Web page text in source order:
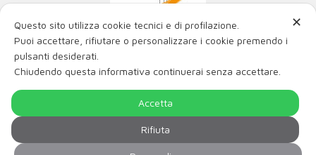
Poliambulatorio Fisiosan Srl
La miglior fisioterapia con i migliori ortopedici e fisiatri
di Trieste e Friuli Venezia Giulia.
Via Genova 21, 34121 Trieste
Via Matteotti 2/c, 34015 Muggia (TS)
P.IVA / C.F. 00980220321 num. REA- TS - 115514 -
Cap. soc. € 16.774,16 i.v.
Tel: +39 040 3478678 / Fax: +39 040 3478686 /
✕
Questo sito utilizza cookie tecnici e di profilazione.
Puoi accettare, rifiutare o personalizzare i cookie premendo i
pulsanti desiderati.
Chiudendo questa informativa continuerai senza accettare.
Accetta
Rifiuta